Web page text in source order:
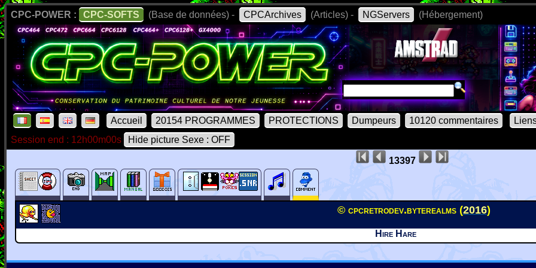
CPC-POWER : CPC-SOFTS (Base de données) - CPCArchives (Articles) - NGServers (Hébergement)
Accueil 20154 PROGRAMMES PROTECTIONS Dumpeurs 10120 commentaires
Session end : 12h00m00s
Hide picture Sexe : OFF
13397
© cpcretrodev.byterealms (2016)
Hire Hare